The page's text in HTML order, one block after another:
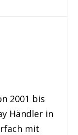
2001 bis
Händler in
mit